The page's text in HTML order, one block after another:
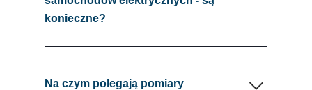
Na czym polegają pomiary
konieczne?